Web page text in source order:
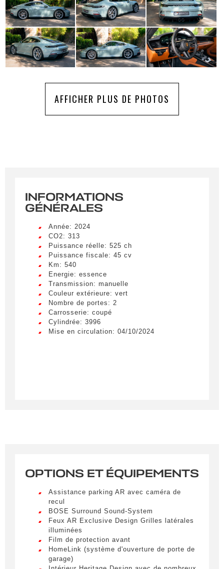
Obtenir des informations
Remplissez le formulaire ci-dessous pour être
recontacté afin d’obtenir des informations sur un
AFFICHER PLUS DE PHOTOS
INFORMATIONS
GÉNÉRALES
Année: 2024
CO2: 313
Puissance réelle: 525 ch
Puissance fiscale: 45 cv
Km: 540
Energie: essence
Transmission: manuelle
Couleur extérieure: vert
Nombre de portes: 2
Carrosserie: coupé
Cylindrée: 3996
Mise en circulation: 04/10/2024
OPTIONS ET ÉQUIPEMENTS
Assistance parking AR avec caméra de
recul
BOSE Surround Sound-System
Feux AR Exclusive Design Grilles latérales
illuminées
Film de protection avant
HomeLink (système d'ouverture de porte de
garage)